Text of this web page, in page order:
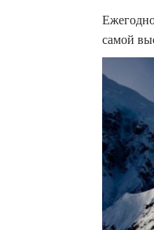
самой